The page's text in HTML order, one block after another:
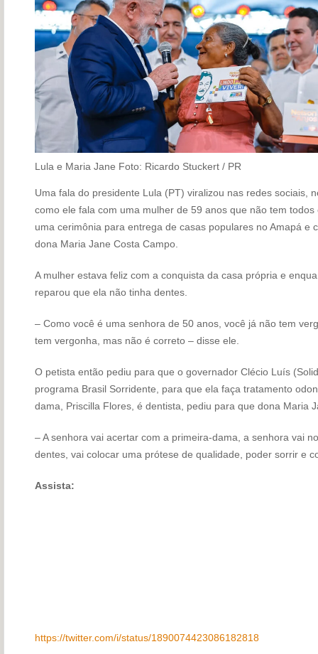
Lula e Maria Jane Foto: Ricardo Stuckert / PR
Uma fala do presidente Lula (PT) viralizou nas redes sociais,
como ele fala com uma mulher de 59 anos que não tem
uma cerimônia para entrega de casas populares no Amapá e
dona Maria Jane Costa Campo.
A mulher estava feliz com a conquista da casa própria e
reparou que ela não tinha dentes.
– Como você é uma senhora de 50 anos, você já não tem
tem vergonha, mas não é correto – disse ele.
O petista então pediu para que o governador Clécio Luís
programa Brasil Sorridente, para que ela faça tratamento
dama, Priscilla Flores, é dentista, pediu para que dona Maria
– A senhora vai acertar com a primeira-dama, a senhora vai
dentes, vai colocar uma prótese de qualidade, poder sorrir e
Assista:
https://twitter.com/i/status/1890074423086182818